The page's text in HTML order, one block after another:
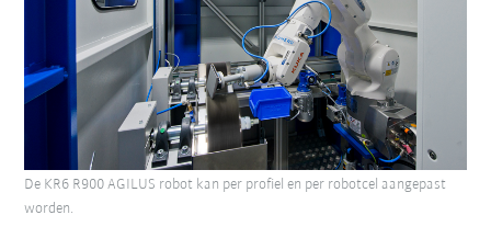
De KR6 R900 AGILUS robot kan per profiel en per robotcel aangepast
worden.